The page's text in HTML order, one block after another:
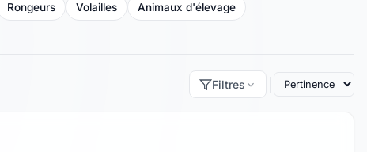
Rongeurs Volailles Animaux d'élevage
Filtres